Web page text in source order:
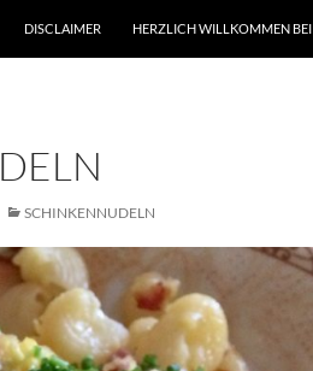
DISCLAIMER HERZLICH WILLKOMMEN BEI
SCHINKENNUDELN